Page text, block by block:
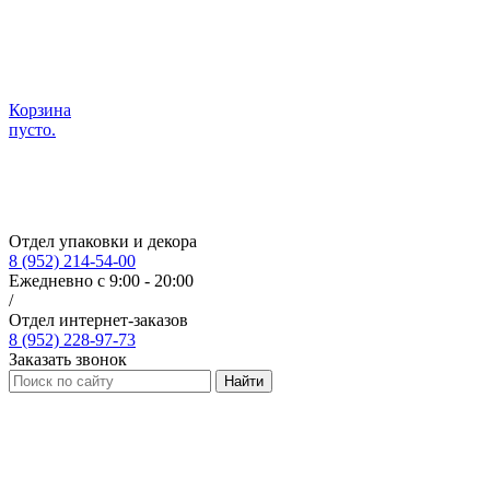
Корзина
пусто.
Отдел упаковки и декора
8 (952) 214-54-00
Ежедневно с 9:00 - 20:00
/
Отдел интернет-заказов
8 (952) 228-97-73
Заказать звонок
Найти